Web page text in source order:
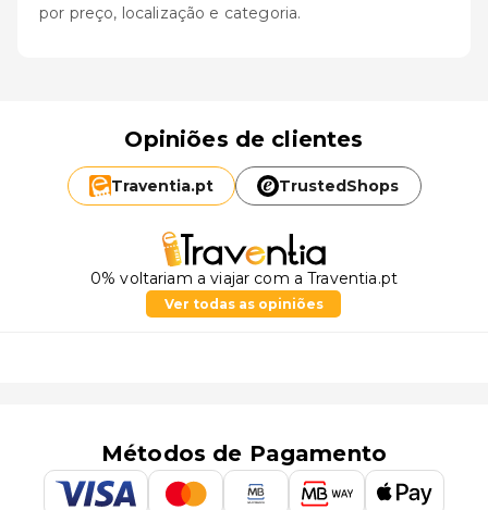
por preço, localização e categoria.
Opiniões de clientes
Traventia.pt TrustedShops
0% voltariam a viajar com a Traventia.pt
Ver todas as opiniões
Métodos de Pagamento